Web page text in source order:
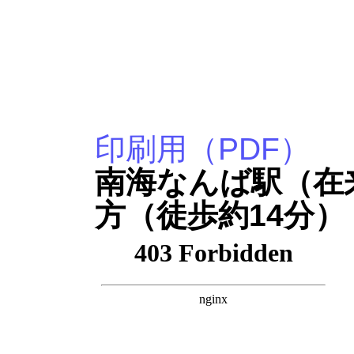
印刷用（PDF）
南海なんば駅 （
方 （徒歩約14分）